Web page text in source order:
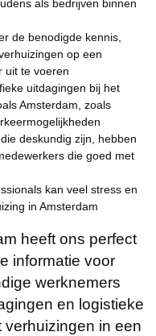
als bedrijven binnen
de benodigde kennis,
op een
uit te voeren
uitdagingen bij het
Amsterdam, zoals
deskundig zijn, hebben
die goed met
kan veel stress en
in Amsterdam
heeft ons perfect
informatie voor
werknemers
en logistieke
in een